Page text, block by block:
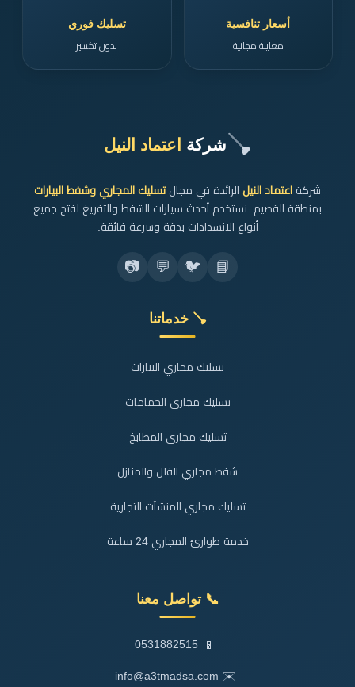
أسعار تنافسية
معاينة مجانية
تسليك فوري
بدون تكسير
🪠شركة اعتماد النيل
شركة اعتماد النيل الرائدة في مجالتسليك المجاري وشفط البيارات
بمنطقة القصيم. نستخدم أحدث سيارات الشفط والتفريغ لفتح جميع
أنواع الانسدادات بدقة وسرعة فائقة.
📘
🐦
💬
📷
🪠 خدماتنا
تسليك مجاري البيارات
تسليك مجاري الحمامات
تسليك مجاري المطابخ
شفط مجاري الفلل والمنازل
تسليك مجاري المنشآت التجارية
خدمة طوارئ المجاري 24 ساعة
📞 تواصل معنا
📱
0531882515
✉️
info@a3tmadsa.com